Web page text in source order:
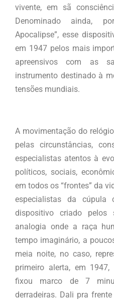
vivente, em sã
Denominado ainda,
Apocalipse”, esse
em 1947 pelos mais
apreensivos com as
instrumento destinado à
tensões mundiais.
A movimentação do
pelas circunstâncias,
especialistas atentos à
políticos, sociais,
em todos os “frontes” da
especialistas da cúpula
dispositivo criado
analogia onde a raça
tempo imaginário, a
meia noite, no caso,
primeiro alerta, em 1947,
fixou marco de 7
derradeiras. Dali pra